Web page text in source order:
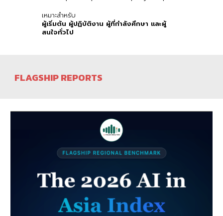
เหมาะสำหรับ
ผู้เริ่มต้น ผู้ปฏิบัติงาน ผู้ที่กำลังศึกษา และผู้
สนใจทั่วไป
FLAGSHIP REPORTS